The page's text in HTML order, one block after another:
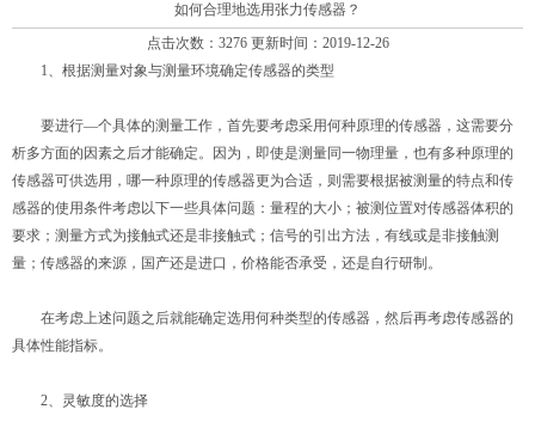
如何合理地选用张力传感器？
点击次数：3276 更新时间：2019-12-26
1、根据测量对象与测量环境确定传感器的类型
要进行—个具体的测量工作，首先要考虑采用何种原理的传感器，这需要分
析多方面的因素之后才能确定。因为，即使是测量同一物理量，也有多种原理的
传感器可供选用，哪一种原理的传感器更为合适，则需要根据被测量的特点和传
感器的使用条件考虑以下一些具体问题：量程的大小；被测位置对传感器体积的
要求；测量方式为接触式还是非接触式；信号的引出方法，有线或是非接触测
量；传感器的来源，国产还是进口，价格能否承受，还是自行研制。
在考虑上述问题之后就能确定选用何种类型的传感器，然后再考虑传感器的
具体性能指标。
2、灵敏度的选择